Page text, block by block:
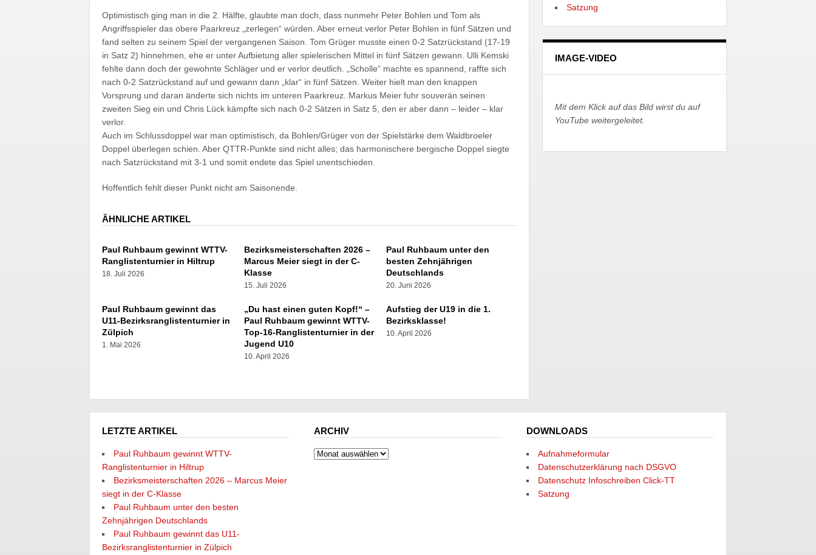
Optimistisch ging man in die 2. Hälfte, glaubte man doch, dass nunmehr Peter Bohlen und Tom als
Angriffsspieler das obere Paarkreuz „zerlegen“ würden. Aber erneut verlor Peter Bohlen in fünf Sätzen und
fand selten zu seinem Spiel der vergangenen Saison. Tom Grüger musste einen 0-2 Satzrückstand (17-19
in Satz 2) hinnehmen, ehe er unter Aufbietung aller spielerischen Mittel in fünf Sätzen gewann. Ulli Kemski
fehlte dann doch der gewohnte Schläger und er verlor deutlich. „Scholle“ machte es spannend, raffte sich
nach 0-2 Satzrückstand auf und gewann dann „klar“ in fünf Sätzen. Weiter hielt man den knappen
Vorsprung und daran änderte sich nichts im unteren Paarkreuz. Markus Meier fuhr souverän seinen
zweiten Sieg ein und Chris Lück kämpfte sich nach 0-2 Sätzen in Satz 5, den er aber dann – leider – klar
verlor.
Auch im Schlussdoppel war man optimistisch, da Bohlen/Grüger von der Spielstärke dem Waldbroeler
Doppel überlegen schien. Aber QTTR-Punkte sind nicht alles; das harmonischere bergische Doppel siegte
nach Satzrückstand mit 3-1 und somit endete das Spiel unentschieden.
Hoffentlich fehlt dieser Punkt nicht am Saisonende.
ÄHNLICHE ARTIKEL
Paul Ruhbaum gewinnt WTTV-
Ranglistenturnier in Hiltrup
18. Juli 2026
Bezirksmeisterschaften 2026 –
Marcus Meier siegt in der C-
Klasse
15. Juli 2026
Paul Ruhbaum unter den
besten Zehnjährigen
Deutschlands
20. Juni 2026
Paul Ruhbaum gewinnt das
U11-Bezirksranglistenturnier in
Zülpich
1. Mai 2026
„Du hast einen guten Kopf!“ –
Paul Ruhbaum gewinnt WTTV-
Top-16-Ranglistenturnier in der
Jugend U10
10. April 2026
Aufstieg der U19 in die 1.
Bezirksklasse!
10. April 2026
Satzung
IMAGE-VIDEO
Mit dem Klick auf das Bild wirst du auf
YouTube weitergeleitet.
LETZTE ARTIKEL
Paul Ruhbaum gewinnt WTTV-
Ranglistenturnier in Hiltrup
Bezirksmeisterschaften 2026 – Marcus Meier
siegt in der C-Klasse
Paul Ruhbaum unter den besten
Zehnjährigen Deutschlands
Paul Ruhbaum gewinnt das U11-
Bezirksranglistenturnier in Zülpich
ARCHIV
Archiv
DOWNLOADS
Aufnahmeformular
Datenschutzerklärung nach DSGVO
Datenschutz Infoschreiben Click-TT
Satzung